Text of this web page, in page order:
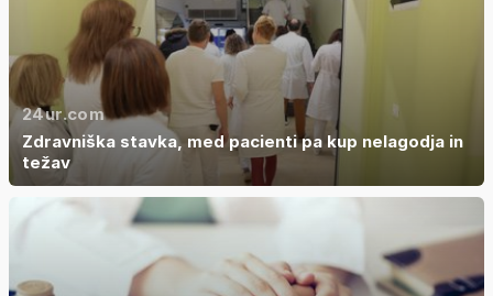
24ur.com
Zdravniška stavka, med pacienti pa kup nelagodja in
težav